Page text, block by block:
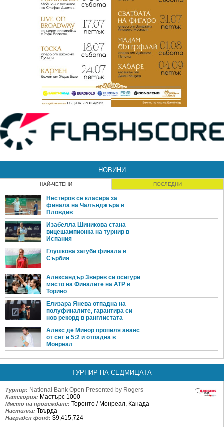
НОВИНИ
НАЙ-ЧЕТЕНИ ПОСЛЕДНИ
Нестеров се класира за
финала на Чалънджъра в
Пловдив
Изабелла Шиникова стана
вицешампионка на турнир в
Испания
Глушкова загуби финала в
Сърбия
Александър Зверев си осигури
място на Финалите на ATP в
Торино
Елизара Янева отпадна на
полуфиналите, гарантира си
нов рекорд в ранглистата
Алекс де Минор пропиля аванс
от сет и 5:2 и отпадна в
Монреал
ТУРНИР НА СЕДМИЦАТА
Турнир: National Bank Open Presented by Rogers
Категория: Мастърс 1000
Място на провеждане: Торонто / Монреал, Канада
Настилка: Твърда
Награден фонд: $9,415,724